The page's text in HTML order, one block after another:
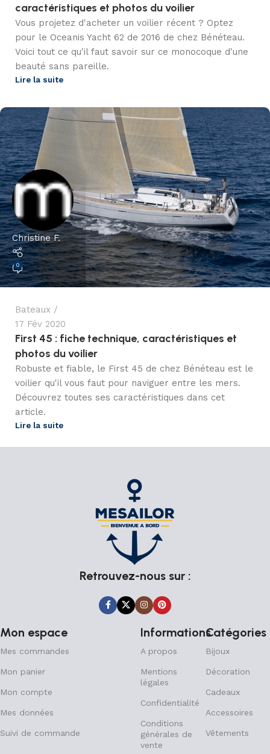
caractéristiques et photos du voilier
Vous projetez d'acheter un voilier récent ? Optez
pour le Oceanis Yacht 62 de 2016 de chez Bénéteau.
Voici tout ce qu'il faut savoir sur ce monocoque d'une
beauté sans pareille.
Lire la suite
Christine F.
0
Bateaux
17 Fév 2020
First 45 : fiche technique, caractéristiques et
photos du voilier
Robuste et fiable, le First 45 de chez Bénéteau est le
voilier qu'il vous faut pour naviguer entre les mers.
Découvrez toutes ses caractéristiques dans cet
article.
Lire la suite
Retrouvez-nous sur :
Mon espace
Mes commandes
Mon panier
Mon compte
Mes données
Suivi de commande
Informations
A propos
Mentions
légales
Confidentialité
Conditions
générales de
vente
Catégories
Bijoux
Décoration
Cadeaux
Accessoires
Vêtements